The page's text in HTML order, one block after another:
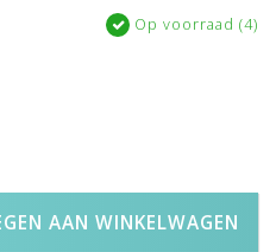
Op voorraad (4)
AAN WINKELWAGEN